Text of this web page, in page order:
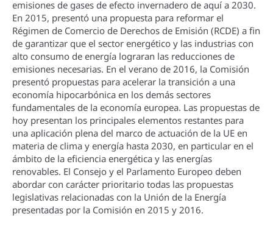
emisiones de gases de efecto invernadero de aquí­ a 2030.
En 2015, presentó una propuesta para reformar el
Régimen de Comercio de Derechos de Emisión (RCDE) a fin
de garantizar que el sector energético y las industrias con
alto consumo de energí­a lograran las reducciones de
emisiones necesarias. En el verano de 2016, la Comisión
presentó propuestas para acelerar la transición a una
economí­a hipocarbónica en los demás sectores
fundamentales de la economí­a europea. Las propuestas de
hoy presentan los principales elementos restantes para
una aplicación plena del marco de actuación de la UE en
materia de clima y energí­a hasta 2030, en particular en el
ámbito de la eficiencia energética y las energí­as
renovables. El Consejo y el Parlamento Europeo deben
abordar con carácter prioritario todas las propuestas
legislativas relacionadas con la Unión de la Energí­a
presentadas por la Comisión en 2015 y 2016.